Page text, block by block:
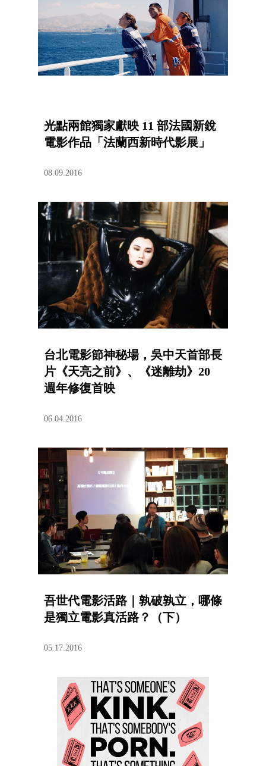
光點兩館獨家獻映 11 部法國新銳
電影作品「法蘭西新時代影展」
08.09.2016
台北電影節神秘場，吳中天首部長
片《天亮之前》、《迷離劫》20
週年修復首映
06.04.2016
吾世代電影活路｜孰破孰立，哪條
是獨立電影真活路？（下）
05.17.2016